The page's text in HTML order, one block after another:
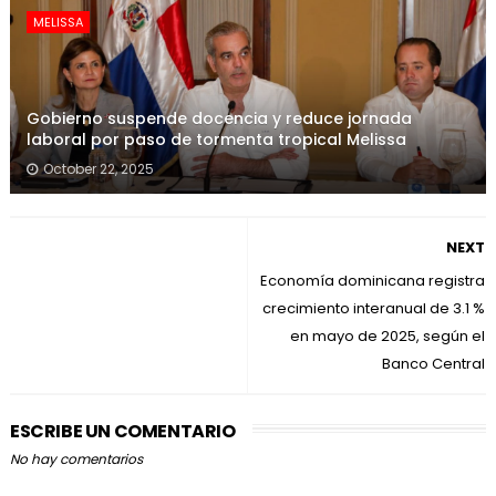
MELISSA
Gobierno suspende docencia y reduce jornada
laboral por paso de tormenta tropical Melissa
October 22, 2025
NEXT
Economía dominicana registra
crecimiento interanual de 3.1 %
en mayo de 2025, según el
Banco Central
ESCRIBE UN COMENTARIO
No hay comentarios